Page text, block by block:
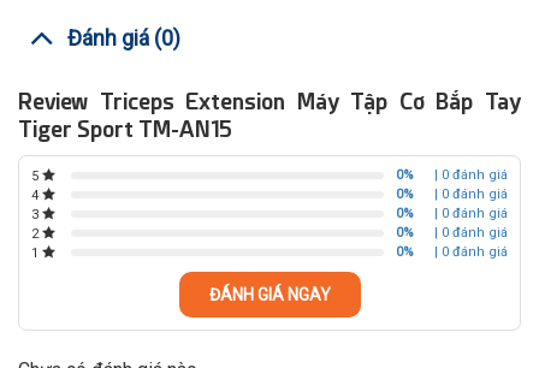
Đánh giá (0)
Review Triceps Extension Máy Tập Cơ Bắp Tay
Tiger Sport TM-AN15
5 0%
| 0 đánh giá
4
0%
| 0 đánh giá
3
0%
| 0 đánh giá
2
0%
| 0 đánh giá
1
0% | 0 đánh giá
ĐÁNH GIÁ NGAY